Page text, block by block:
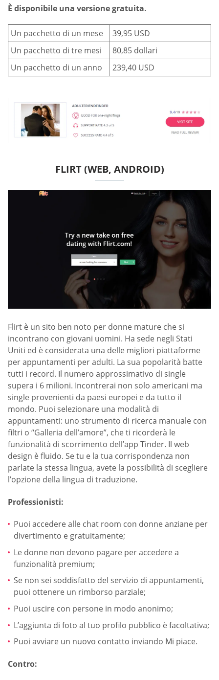
È disponibile una versione gratuita.
Un pacchetto di un mese
39,95 USD
Un pacchetto di tre mesi
80,85 dollari
Un pacchetto di un anno
239,40 USD
FLIRT (WEB, ANDROID)
Flirt è un sito ben noto per donne mature che si
incontrano con giovani uomini. Ha sede negli Stati
Uniti ed è considerata una delle migliori piattaforme
per appuntamenti per adulti. La sua popolarità batte
tutti i record. Il numero approssimativo di single
supera i 6 milioni. Incontrerai non solo americani ma
single provenienti da paesi europei e da tutto il
mondo. Puoi selezionare una modalità di
appuntamenti: uno strumento di ricerca manuale con
filtri o “Galleria dell’amore”, che ti ricorderà le
funzionalità di scorrimento dell’app Tinder. Il web
design è fluido. Se tu e la tua corrispondenza non
parlate la stessa lingua, avete la possibilità di scegliere
l’opzione della lingua di traduzione.
Professionisti:
Puoi accedere alle chat room con donne anziane per
divertimento e gratuitamente;
Le donne non devono pagare per accedere a
funzionalità premium;
Se non sei soddisfatto del servizio di appuntamenti,
puoi ottenere un rimborso parziale;
Puoi uscire con persone in modo anonimo;
L’aggiunta di foto al tuo profilo pubblico è facoltativa;
Puoi avviare un nuovo contatto inviando Mi piace.
Contro: